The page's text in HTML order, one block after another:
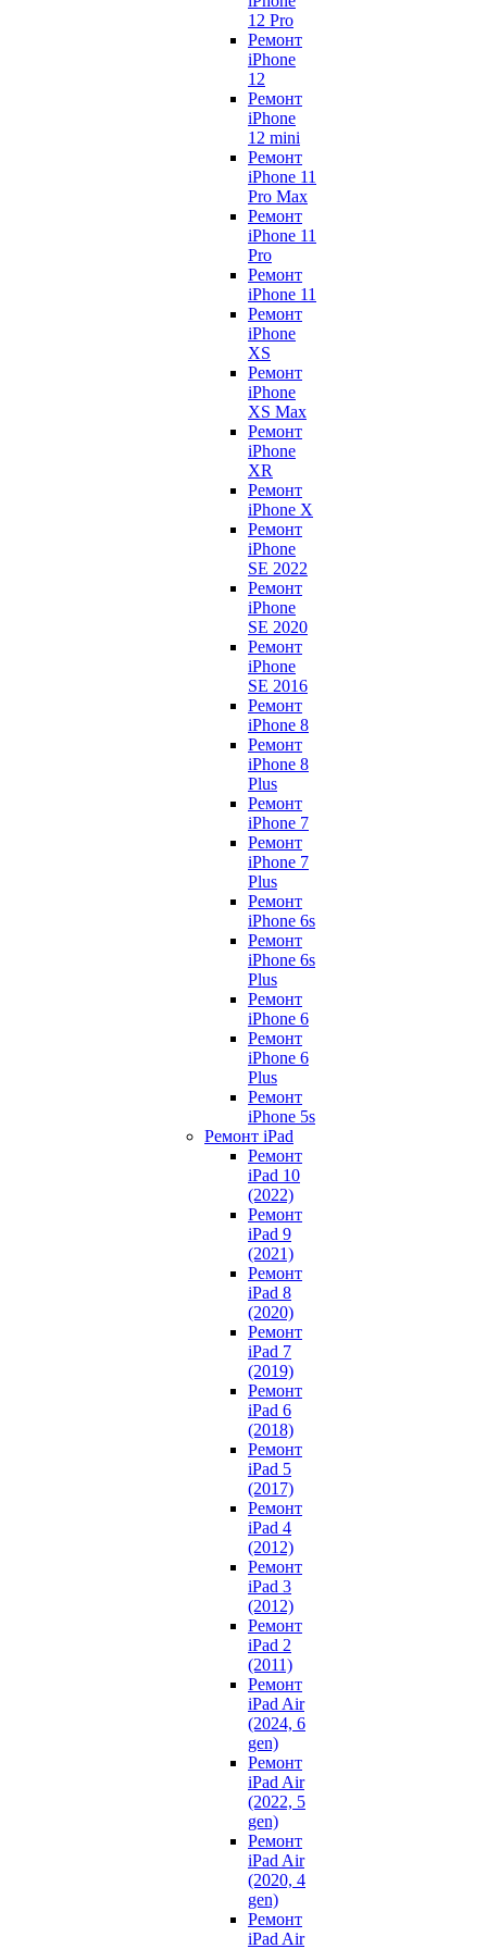
12 Pro
Ремонт
iPhone
12
Ремонт
iPhone
12 mini
Ремонт
iPhone 11
Pro Max
Ремонт
iPhone 11
Pro
Ремонт
iPhone 11
Ремонт
iPhone
XS
Ремонт
iPhone
XS Max
Ремонт
iPhone
XR
Ремонт
iPhone X
Ремонт
iPhone
SE 2022
Ремонт
iPhone
SE 2020
Ремонт
iPhone
SE 2016
Ремонт
iPhone 8
Ремонт
iPhone 8
Plus
Ремонт
iPhone 7
Ремонт
iPhone 7
Plus
Ремонт
iPhone 6s
Ремонт
iPhone 6s
Plus
Ремонт
iPhone 6
Ремонт
iPhone 6
Plus
Ремонт
iPhone 5s
Ремонт iPad
Ремонт
iPad 10
(2022)
Ремонт
iPad 9
(2021)
Ремонт
iPad 8
(2020)
Ремонт
iPad 7
(2019)
Ремонт
iPad 6
(2018)
Ремонт
iPad 5
(2017)
Ремонт
iPad 4
(2012)
Ремонт
iPad 3
(2012)
Ремонт
iPad 2
(2011)
Ремонт
iPad Air
(2024, 6
gen)
Ремонт
iPad Air
(2022, 5
gen)
Ремонт
iPad Air
(2020, 4
gen)
Ремонт
iPad Air